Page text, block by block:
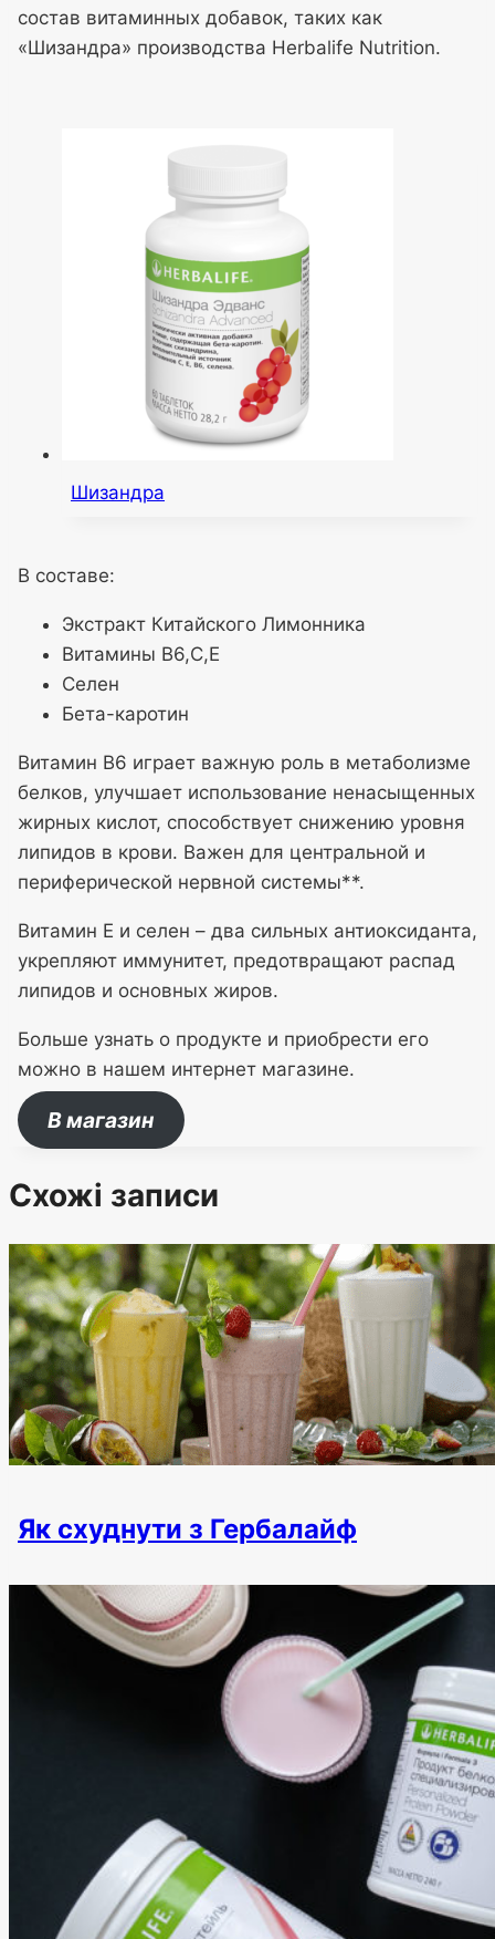
состав витаминных добавок, таких как
«Шизандра» производства Herbalife Nutrition.
Шизандра
В составе:
Экстракт Китайского Лимонника
Витамины В6,С,Е
Селен
Бета-каротин
Витамин В6 играет важную роль в метаболизме
белков, улучшает использование ненасыщенных
жирных кислот, способствует снижению уровня
липидов в крови. Важен для центральной и
периферической нервной системы**.
Витамин Е и селен – два сильных антиоксиданта,
укрепляют иммунитет, предотвращают распад
липидов и основных жиров.
Больше узнать о продукте и приобрести его
можно в нашем интернет магазине.
В магазин
Схожі записи
Як схуднути з Гербалайф